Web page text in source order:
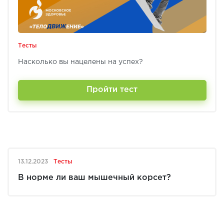
Тесты
Насколько вы нацелены на успех?
Пройти тест
13.12.2023 Тесты
В норме ли ваш мышечный корсет?